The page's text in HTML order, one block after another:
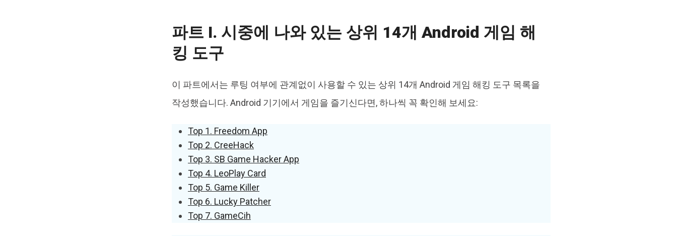
파트 I. 시중에 나와 있는 상위 14개 Android 게임 해
킹 도구
이 파트에서는 루팅 여부에 관계없이 사용할 수 있는 상위 14개 Android 게임 해킹 도구 목록을
작성했습니다. Android 기기에서 게임을 즐기신다면, 하나씩 꼭 확인해 보세요:
Top 1. Freedom App
Top 2. CreeHack
Top 3. SB Game Hacker App
Top 4. LeoPlay Card
Top 5. Game Killer
Top 6. Lucky Patcher
Top 7. GameCih